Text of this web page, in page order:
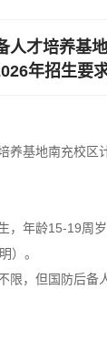
人才培养基
年招生要
养基地南充校区
，年龄15-19周
）。
限，但国防后备